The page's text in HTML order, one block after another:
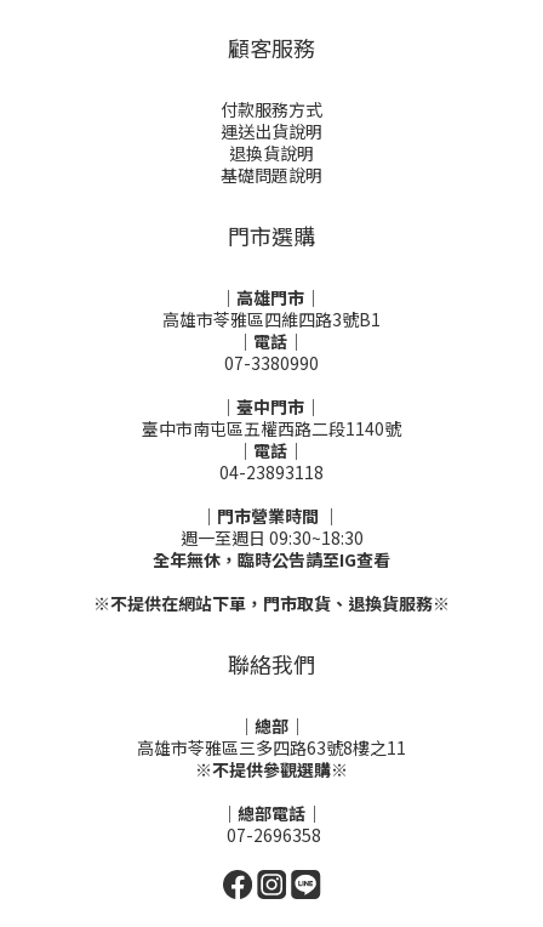
顧客服務
付款服務方式
運送出貨說明
退換貨說明
基礎問題說明
門市選購
｜高雄門市｜
高雄市苓雅區四維四路3號B1
｜電話｜
07-3380990
｜臺中門市｜
臺中市南屯區五權西路二段1140號
｜電話｜
04-23893118
｜門市營業時間 ｜
週一至週日 09:30~18:30
全年無休，臨時公告請至IG查看
※不提供在網站下單，門市取貨、退換貨服務※
聯絡我們
｜總部｜
高雄市苓雅區三多四路63號8樓之11
※不提供參觀選購※
｜總部電話｜
07-2696358